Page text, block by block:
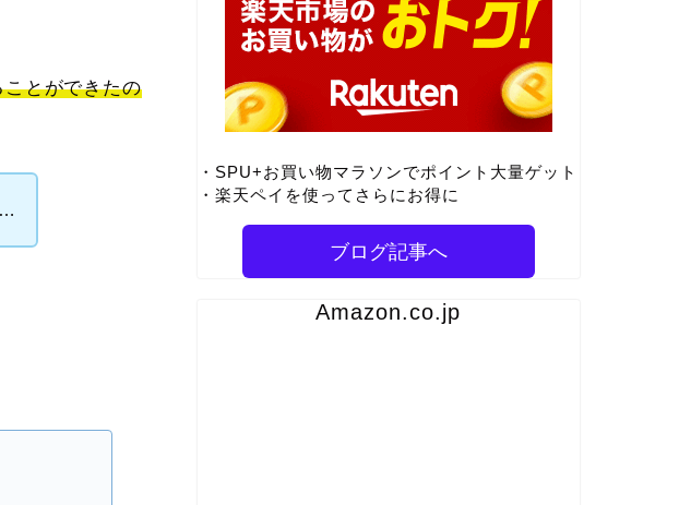
とができたの
・SPU+お買い物マラソンでポイント大量ゲット
・楽天ペイを使ってさらにお得に
ブログ記事へ
Amazon.co.jp